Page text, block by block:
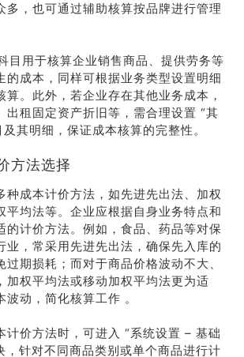
多，也可通过辅助核算按品牌进行管理
目用于核算企业销售商品、提供劳务等
的成本，同样可根据业务类型设置明细
算。此外，若企业存在其他业务成本，
出租固定资产折旧等，需合理设置 “其
其明细，保证成本核算的完整性。
方法选择
种成本计价方法，如先进先出法、加权
平均法等。企业应根据自身业务特点和
的计价方法。例如，食品、药品等对保
业，常采用先进先出法，确保先入库的
过期损耗；而对于商品价格波动不大、
加权平均法或移动加权平均法更为适
动，简化核算工作 。
计价方法时，可进入 “系统设置 – 基础
，针对不同商品类别或单个商品进行计